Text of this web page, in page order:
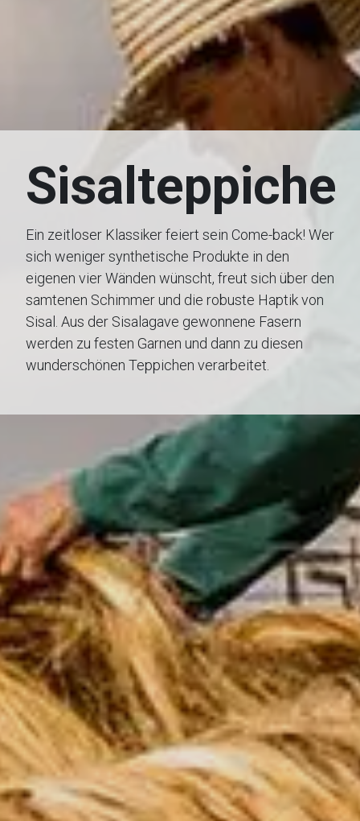
Sisalteppiche
Ein zeitloser Klassiker feiert sein Come-back! Wer
sich weniger synthetische Produkte in den
eigenen vier Wänden wünscht, freut sich über den
samtenen Schimmer und die robuste Haptik von
Sisal. Aus der Sisalagave gewonnene Fasern
werden zu festen Garnen und dann zu diesen
wunderschönen Teppichen verarbeitet.